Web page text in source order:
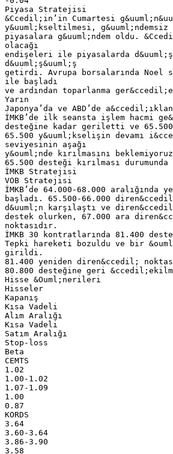
Piyasa Stratejisi
&Ccedil;in’in Cumartesi
y&uuml;kseltilmesi, g&uuml;ndemsiz
piyasalara g&uuml;ndem oldu.
olacağı
endişeleri ile piyasalarda
d&uuml;ş&uuml;ş
getirdi. Avrupa borsalarında Noel
ile başladı
ve ardından toparlanma
Yarın
Japonya’da ve ABD’de
İMKB’de ilk seansta işlem hacmi
desteğine kadar geriletti ve
65.500 y&uuml;kselişin devamı
seviyesinin aşağı
y&ouml;nde kırılmasını
65.500 desteği kırılması
İMKB Stratejisi
VOB Stratejisi
İMKB’de 64.000-68.000 aralığında
başladı. 65.500-66.000
d&uuml;n karşılaştı ve
destek olurken, 67.000 ara
noktasıdır.
İMKB 30 kontratlarında 81.400
Tepki hareketi bozuldu ve bir
girildi.
81.400 yeniden diren&ccedil;
80.800 desteğine geri
Hisse &Ouml;nerileri
Hisseler
Kapanış
Kısa Vadeli
Alım Aralığı
Kısa Vadeli
Satım Aralığı
Stop-loss
Beta
CEMTS
1.02
1.00-1.02
1.07-1.09
1.00
0.87
KORDS
3.64
3.60-3.64
3.86-3.90
3.58